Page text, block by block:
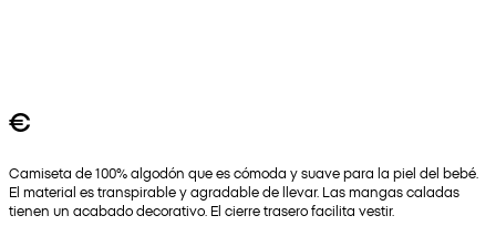
€
Camiseta de 100% algodón que es cómoda y suave para la piel del bebé.
El material es transpirable y agradable de llevar. Las mangas caladas
tienen un acabado decorativo. El cierre trasero facilita vestir.